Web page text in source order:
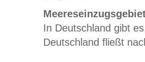
In Deutschland gibt
Deutschland fließt